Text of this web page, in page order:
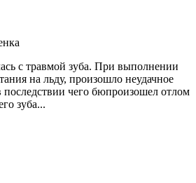
с травмой зуба. При выполнении
на льду, произошло неудачное
последствии чего бюпроизошел отлом
зуба...